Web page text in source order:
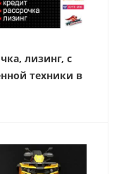
лизинг, с
техники в